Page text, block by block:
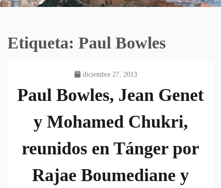
Etiqueta: Paul Bowles
diciembre 27, 2013
Paul Bowles, Jean Genet
y Mohamed Chukri,
reunidos en Tánger por
Rajae Boumediane y